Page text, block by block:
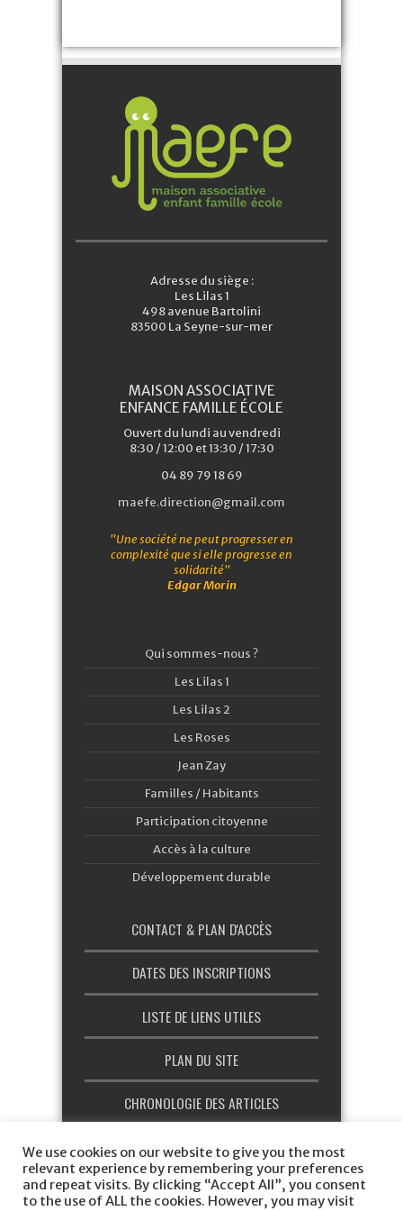
Adresse du siège :
Les Lilas 1
498 avenue Bartolini
83500 La Seyne-sur-mer
MAISON ASSOCIATIVE
ENFANCE FAMILLE ÉCOLE
Ouvert du lundi au vendredi
8:30 / 12:00 et 13:30 / 17:30
04 89 79 18 69
maefe.direction@gmail.com
"Une société ne peut progresser en
complexité que si elle progresse en
solidarité"
Edgar Morin
Qui sommes-nous ?
Les Lilas 1
Les Lilas 2
Les Roses
Jean Zay
Familles / Habitants
Participation citoyenne
Accès à la culture
Développement durable
CONTACT & PLAN D'ACCÈS
DATES DES INSCRIPTIONS
LISTE DE LIENS UTILES
PLAN DU SITE
CHRONOLOGIE DES ARTICLES
CHARTE GRAPHIQUE
We use cookies on our website to give you the most
relevant experience by remembering your preferences
and repeat visits. By clicking “Accept All”, you consent
to the use of ALL the cookies. However, you may visit